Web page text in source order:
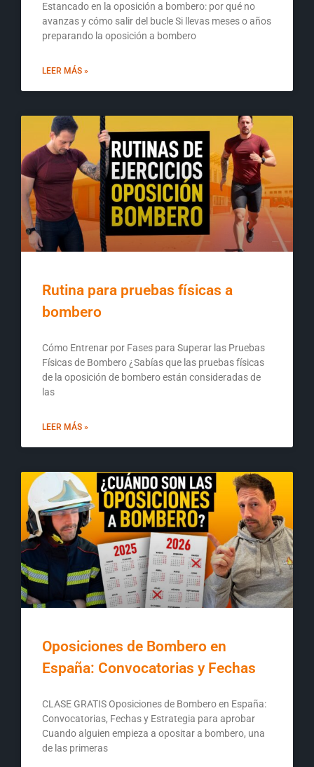
Estancado en la oposición a bombero: por qué no
avanzas y cómo salir del bucle Si llevas meses o años
preparando la oposición a bombero
LEER MÁS »
Rutina para pruebas físicas a
bombero
Cómo Entrenar por Fases para Superar las Pruebas
Físicas de Bombero ¿Sabías que las pruebas físicas
de la oposición de bombero están consideradas de
las
LEER MÁS »
Oposiciones de Bombero en
España: Convocatorias y Fechas
CLASE GRATIS Oposiciones de Bombero en España:
Convocatorias, Fechas y Estrategia para aprobar
Cuando alguien empieza a opositar a bombero, una
de las primeras